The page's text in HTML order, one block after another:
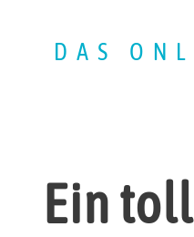
DAS
Ein